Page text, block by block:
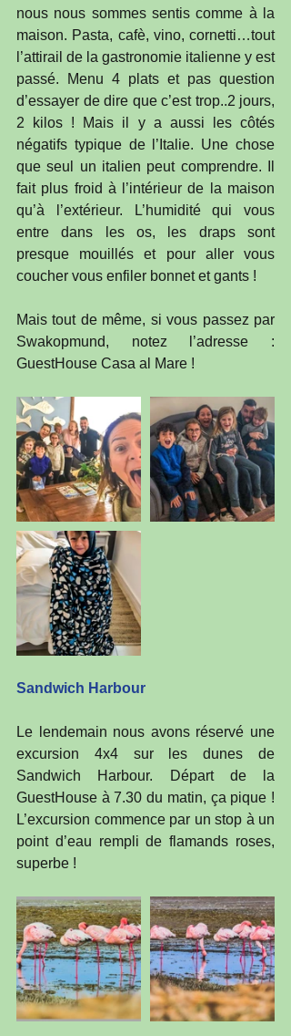
nous nous sommes sentis comme à la
maison. Pasta, cafè, vino, cornetti…tout
l’attirail de la gastronomie italienne y est
passé. Menu 4 plats et pas question
d’essayer de dire que c’est trop..2 jours,
2 kilos ! Mais il y a aussi les côtés
négatifs typique de l’Italie. Une chose
que seul un italien peut comprendre. Il
fait plus froid à l’intérieur de la maison
qu’à l’extérieur. L’humidité qui vous
entre dans les os, les draps sont
presque mouillés et pour aller vous
coucher vous enfiler bonnet et gants !
Mais tout de même, si vous passez par
Swakopmund, notez l’adresse :
GuestHouse Casa al Mare !
Sandwich Harbour
Le lendemain nous avons réservé une
excursion 4x4 sur les dunes de
Sandwich Harbour. Départ de la
GuestHouse à 7.30 du matin, ça pique !
L’excursion commence par un stop à un
point d’eau rempli de flamands roses,
superbe !